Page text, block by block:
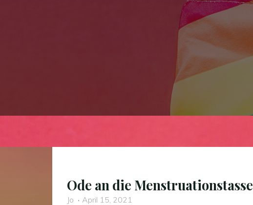
Ode an die Menstruationstasse
Jo
April 15, 2021